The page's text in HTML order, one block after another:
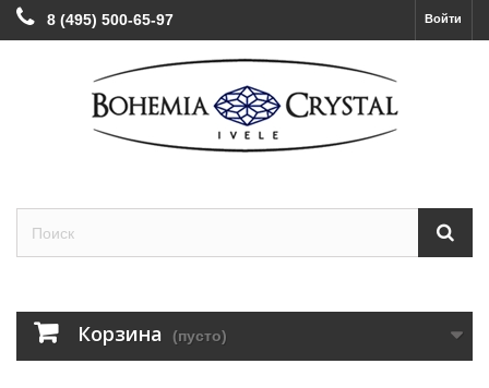
Войти
8 (495) 500-65-97
Корзина (пусто)